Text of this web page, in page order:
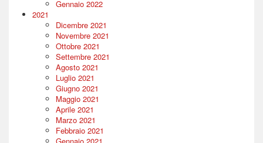
Gennaio 2022
2021
Dicembre 2021
Novembre 2021
Ottobre 2021
Settembre 2021
Agosto 2021
Luglio 2021
Giugno 2021
Maggio 2021
Aprile 2021
Marzo 2021
Febbraio 2021